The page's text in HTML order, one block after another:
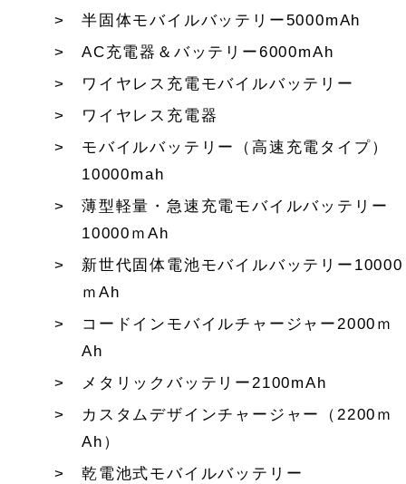
半固体モバイルバッテリー5000mAh
AC充電器＆バッテリー6000mAh
ワイヤレス充電モバイルバッテリー
ワイヤレス充電器
モバイルバッテリー（高速充電タイプ）
10000mah
薄型軽量・急速充電モバイルバッテリー
10000ｍAh
新世代固体電池モバイルバッテリー10000
ｍAh
コードインモバイルチャージャー2000ｍ
Ah
メタリックバッテリー2100mAh
カスタムデザインチャージャー（2200ｍ
Ah）
乾電池式モバイルバッテリー